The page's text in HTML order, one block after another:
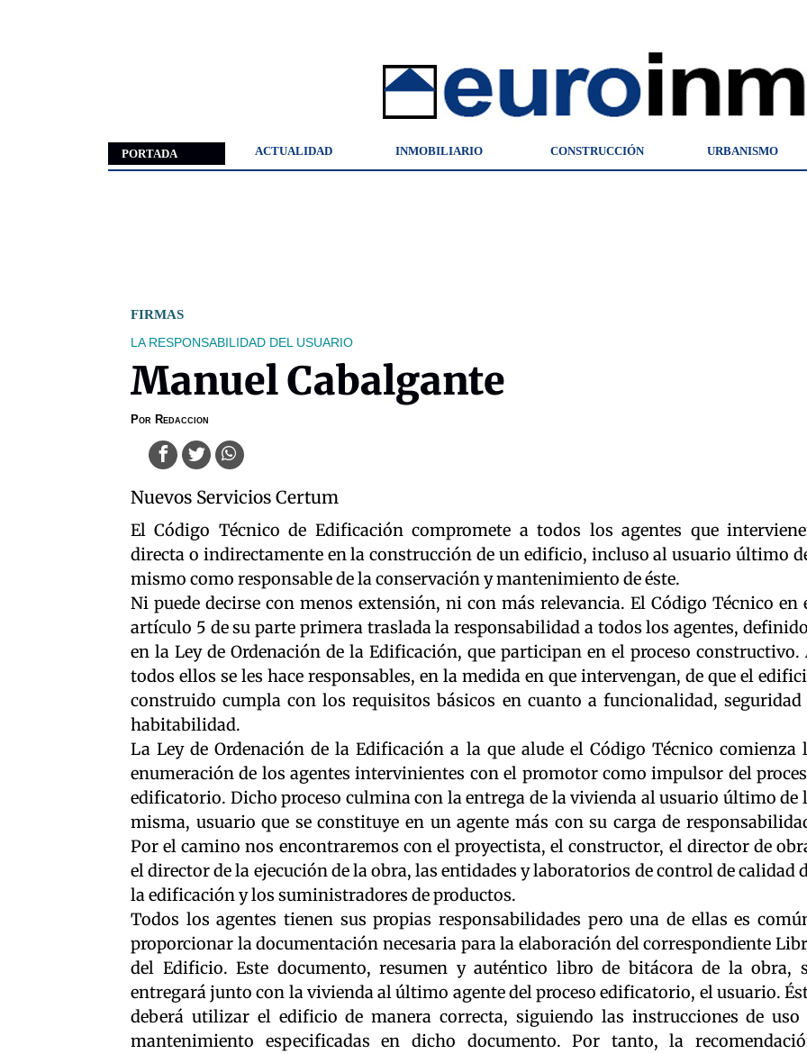
PORTADA ACTUALIDAD INMOBILIARIO CONSTRUCCIÓN URBANISMO
FIRMAS
LA RESPONSABILIDAD DEL USUARIO
Manuel Cabalgante
Por Redaccion
Nuevos Servicios Certum
El Código Técnico de Edificación compromete a todos los agentes que
directa o indirectamente en la construcción de un edificio, incluso al usuario último
mismo como responsable de la conservación y mantenimiento de éste.
Ni puede decirse con menos extensión, ni con más relevancia. El Código Técnico en
artículo 5 de su parte primera traslada la responsabilidad a todos los agentes,
en la Ley de Ordenación de la Edificación, que participan en el proceso constructivo.
todos ellos se les hace responsables, en la medida en que intervengan, de que el
construido cumpla con los requisitos básicos en cuanto a funcionalidad, seguridad
habitabilidad.
La Ley de Ordenación de la Edificación a la que alude el Código Técnico comienza
enumeración de los agentes intervinientes con el promotor como impulsor del
edificatorio. Dicho proceso culmina con la entrega de la vivienda al usuario último de
misma, usuario que se constituye en un agente más con su carga de
Por el camino nos encontraremos con el proyectista, el constructor, el director de
el director de la ejecución de la obra, las entidades y laboratorios de control de calidad
la edificación y los suministradores de productos.
Todos los agentes tienen sus propias responsabilidades pero una de ellas es
proporcionar la documentación necesaria para la elaboración del correspondiente
del Edificio. Este documento, resumen y auténtico libro de bitácora de la obra,
entregará junto con la vivienda al último agente del proceso edificatorio, el usuario.
deberá utilizar el edificio de manera correcta, siguiendo las instrucciones de uso
mantenimiento especificadas en dicho documento. Por tanto, la